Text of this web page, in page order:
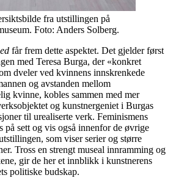
fra utstillingen på
Foto: Anders Solberg.
får frem dette aspektet. Det gjelder først
med Teresa Burga, der «konkret
dveler ved kvinnens innskrenkede
og avstanden mellom
kvinne, kobles sammen med mer
og kunstnergeniet i Burgas
til urealiserte verk. Feminismens
på sett og vis også innenfor de øvrige
som viser serier og større
Tross en strengt museal innramming og
gir de her et innblikk i kunstnerens
politiske budskap.